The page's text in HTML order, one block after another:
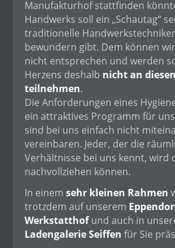
Manufakturhof stattfinden
Handwerks soll ein „Schautag“
traditionelle
bewundern gibt. Dem können
nicht entsprechen und werden
Herzens deshalb nicht an
teilnehmen.
Die Anforderungen eines
ein attraktives Programm für
sind bei uns einfach nicht
vereinbaren. Jeder, der die
Verhältnisse bei uns kennt, wird
nachvollziehen können.
In einem sehr kleinen Rahmen
trotzdem auf unserem
Werkstatthofund auch in
Ladengalerie Seiffen für Sie